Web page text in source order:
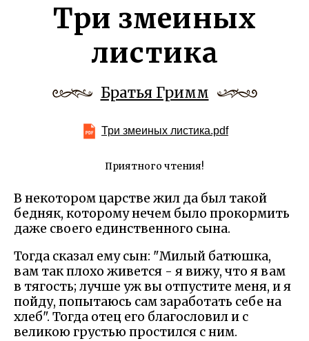
Три змеиных
листика
Братья Гримм
Три змеиных листика.pdf
Приятного чтения!
В некотором царстве жил да был такой
бедняк, которому нечем было прокормить
даже своего единственного сына.
Тогда сказал ему сын: "Милый батюшка,
вам так плохо живется - я вижу, что я вам
в тягость; лучше уж вы отпустите меня, и я
пойду, попытаюсь сам заработать себе на
хлеб". Тогда отец его благословил и с
великою грустью простился с ним.